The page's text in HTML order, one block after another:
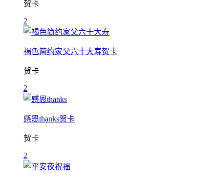
贺卡
2
褐色简约家父六十大寿贺卡
贺卡
2
感恩thanks贺卡
贺卡
2